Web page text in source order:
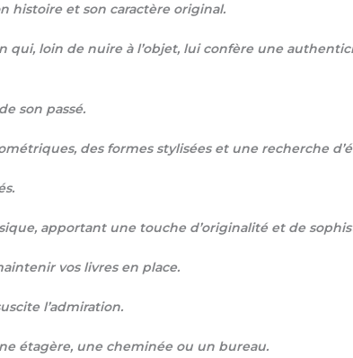
histoire et son caractère original.
loin de nuire à l’objet, lui confère une
son passé.
des formes stylisées et une recherche
apportant une touche d’originalité et de
vos livres en place.
l’admiration.
étagère, une cheminée ou un bureau.